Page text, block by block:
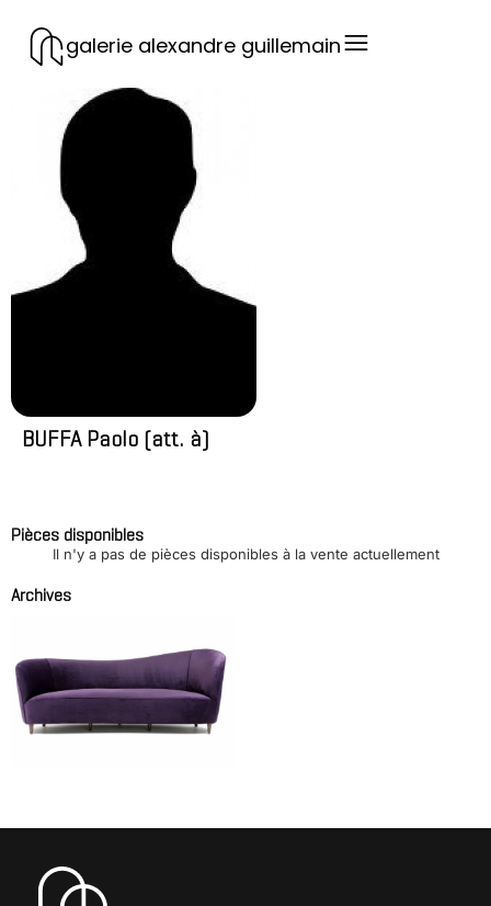
galerie alexandre guillemain
BUFFA Paolo (att. à)
Pièces disponibles
Il n'y a pas de pièces disponibles à la vente actuellement
Archives